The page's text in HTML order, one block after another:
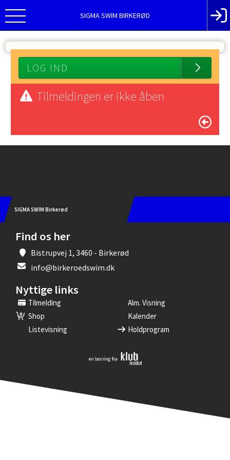
SIGMA SWIM BIRKERØD
LOG IND
Tilmeldingen er ikke åben
SIGMA SWIM Birkerød
Find os her
Bistrupvej 1, 3460 - Birkerød
info@birkeroedswim.dk
Nyttige links
Tilmelding
Alm. Visning
Shop
Kalender
Listevisning
Holdprogram